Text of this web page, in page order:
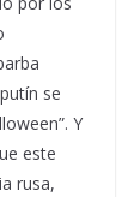
se
Y
este
rusa,